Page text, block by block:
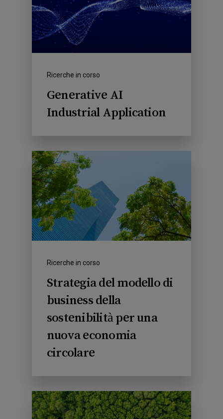
Ricerche in corso
Generative AI
Industrial Application
Ricerche in corso
Strategia del modello di
business della
sostenibilità per una
nuova economia
circolare